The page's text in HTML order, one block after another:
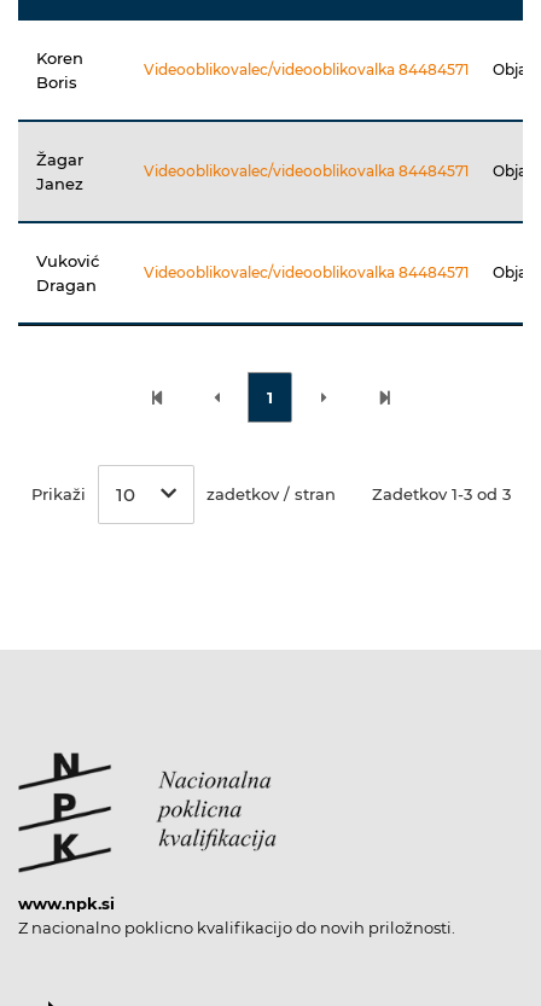
Koren
Boris
Videooblikovalec/videooblikovalka 84484571
Žagar
Janez
Videooblikovalec/videooblikovalka 84484571
Vuković
Dragan
Videooblikovalec/videooblikovalka 84484571
1
Prikaži 10 zadetkov / stran Zadetkov 1-3 od 3
www.npk.si
Z nacionalno poklicno kvalifikacijo do novih priložnosti.